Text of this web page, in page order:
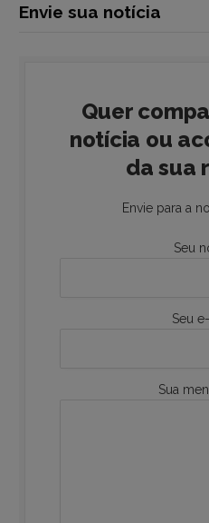
Envie sua notícia
Quer
notícia ou
da sua
Envie para a
Seu
Seu
Sua